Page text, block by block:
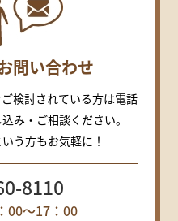
問い合わせ
検討されている方は電話
み・ご相談ください。
う方もお気軽に！
8110
00～17：00